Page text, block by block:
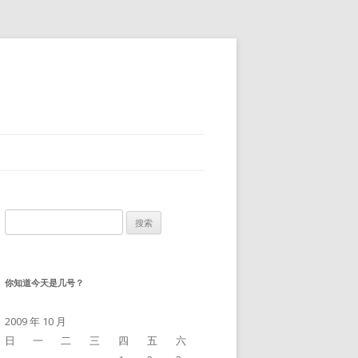
索：
你知道今天是几号？
2009 年 10 月
日
一 二 三 四 五
六